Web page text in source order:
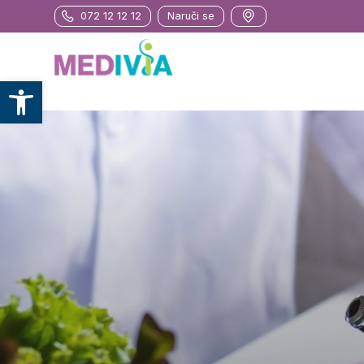
Otvori alatnu traku
072 12 12 12 Naruči se
Pregled liječnika
Zerona laser
Termo deka – body wrapping
Vacusport
Depilacije